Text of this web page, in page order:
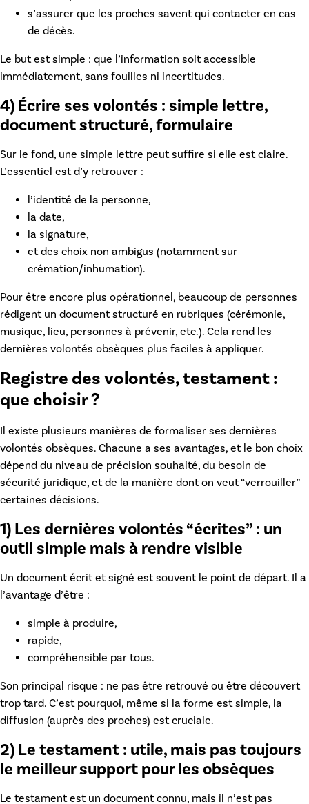
s’assurer que les proches savent qui contacter en cas
de décès.
Le but est simple : que l’information soit accessible
immédiatement, sans fouilles ni incertitudes.
4) Écrire ses volontés : simple lettre,
document structuré, formulaire
Sur le fond, une simple lettre peut suffire si elle est claire.
L’essentiel est d’y retrouver :
l’identité de la personne,
la date,
la signature,
et des choix non ambigus (notamment sur
crémation/inhumation).
Pour être encore plus opérationnel, beaucoup de personnes
rédigent un document structuré en rubriques (cérémonie,
musique, lieu, personnes à prévenir, etc.). Cela rend les
dernières volontés obsèques plus faciles à appliquer.
Registre des volontés, testament :
que choisir ?
Il existe plusieurs manières de formaliser ses dernières
volontés obsèques. Chacune a ses avantages, et le bon choix
dépend du niveau de précision souhaité, du besoin de
sécurité juridique, et de la manière dont on veut “verrouiller”
certaines décisions.
1) Les dernières volontés “écrites” : un
outil simple mais à rendre visible
Un document écrit et signé est souvent le point de départ. Il a
l’avantage d’être :
simple à produire,
rapide,
compréhensible par tous.
Son principal risque : ne pas être retrouvé ou être découvert
trop tard. C’est pourquoi, même si la forme est simple, la
diffusion (auprès des proches) est cruciale.
2) Le testament : utile, mais pas toujours
le meilleur support pour les obsèques
Le testament est un document connu, mais il n’est pas